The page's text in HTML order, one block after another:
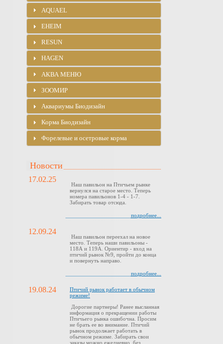
AQUAEL
EHEIM
RESUN
HAGEN
АКВА МЕНЮ
ЗООМИР
Аквариумы Биодизайн
Корма Биодизайн
Форелевые и осетровые корма
Новости
17.02.25
Наш павильон на Птичьем рынке
вернулся на старое место. Теперь
номера павильонов 1-4 - 1-7.
Забирать товар отсюда.
подробнее...
12.09.24
Наш павильон переехал на новое
место. Теперь наши павильоны -
118А и 119А. Ориентир - вход на
птичий рынок №9, пройти до конца
и повернуть направо.
подробнее...
19.08.24
Птичий рынок работает в обычном
режиме!
Дорогие партнеры! Ранее высланная
информация о прекращении работы
Птичьего рынка ошибочна. Просим
не брать ее во внимание. Птичий
рынок продолжает работать в
обычном режиме. Забирать свои
заказы можно ежедневно, без